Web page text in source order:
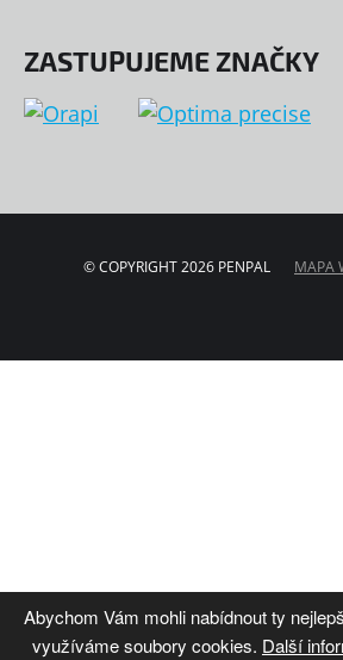
ZASTUPUJEME ZNAČKY
© COPYRIGHT 2026 PENPAL MAPA
Abychom Vám mohli nabídnout ty
využíváme soubory cookies. Další